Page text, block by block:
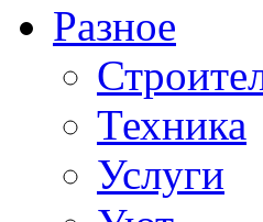
Разное
Техника
Услуги